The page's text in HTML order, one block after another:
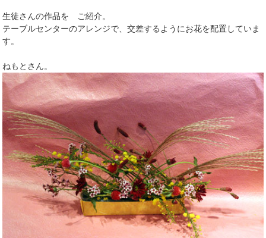
生徒さんの作品を ご紹介。
テーブルセンターのアレンジで、交差するようにお花を配置していま
す。
ねもとさん。